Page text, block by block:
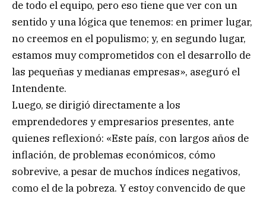
de todo el equipo, pero eso tiene que ver con un
sentido y una lógica que tenemos: en primer lugar,
no creemos en el populismo; y, en segundo lugar,
estamos muy comprometidos con el desarrollo de
las pequeñas y medianas empresas», aseguró el
Intendente.
Luego, se dirigió directamente a los
emprendedores y empresarios presentes, ante
quienes reflexionó: «Este país, con largos años de
inflación, de problemas económicos, cómo
sobrevive, a pesar de muchos índices negativos,
como el de la pobreza. Y estoy convencido de que